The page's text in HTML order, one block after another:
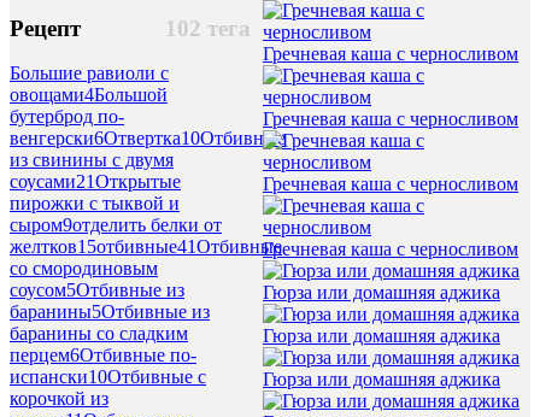
102 тега
Рецепт
Большие равиоли с
овощами4Большой
бутерброд по-
венгерски6Отвертка10Отбивные
из свинины с двумя
соусами21Открытые
пирожки с тыквой и
сыром9отделить белки от
желтков15отбивные41Отбивные
со смородиновым
соусом5Отбивные из
баранины5Отбивные из
баранины со сладким
перцем6Отбивные по-
испански10Отбивные с
корочкой из
Гречневая каша с черносливом
Гречневая каша с черносливом
Гречневая каша с черносливом
Гречневая каша с черносливом
Гюрза или домашняя аджика
Гюрза или домашняя аджика
Гюрза или домашняя аджика